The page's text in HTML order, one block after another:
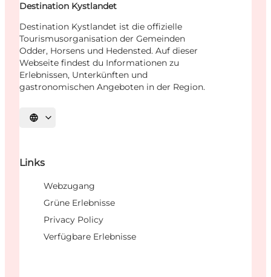
Destination Kystlandet
Destination Kystlandet ist die offizielle
Tourismusorganisation der Gemeinden
Odder, Horsens und Hedensted. Auf dieser
Webseite findest du Informationen zu
Erlebnissen, Unterkünften und
gastronomischen Angeboten in der Region.
Sprache auswählen
Links
Webzugang
Grüne Erlebnisse
Privacy Policy
Verfügbare Erlebnisse